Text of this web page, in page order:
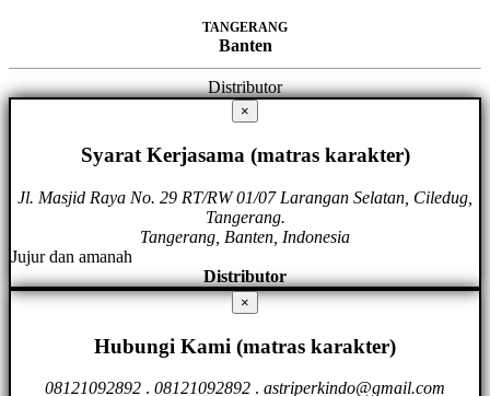
TANGERANG
Banten
Distributor
×
Syarat Kerjasama (matras karakter)
Jl. Masjid Raya No. 29 RT/RW 01/07 Larangan Selatan, Ciledug,
Tangerang.
Tangerang, Banten, Indonesia
Jujur dan amanah
Distributor
×
Hubungi Kami (matras karakter)
08121092892 . 08121092892 . astriperkindo@gmail.com